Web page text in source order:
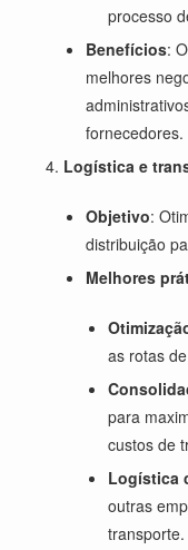
processo
Benefícios:
melhores
fornecedores.
Logística e
Objetivo:
distribuição
Melhores
as rotas
para
custos de
Logística
outras
transporte.